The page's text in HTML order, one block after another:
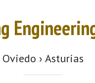
Oviedo › Asturias